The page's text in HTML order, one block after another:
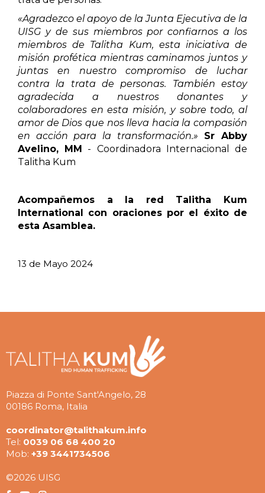
«Agradezco el apoyo de la Junta Ejecutiva de la
UISG y de sus miembros por confiarnos a los
miembros de Talitha Kum, esta iniciativa de
misión profética mientras caminamos juntos y
juntas en nuestro compromiso de luchar
contra la trata de personas. También estoy
agradecida a nuestros donantes y
colaboradores en esta misión, y sobre todo, al
amor de Dios que nos lleva hacia la compasión
en acción para la transformación.»
Sr Abby
Avelino, MM - Coordinadora Internacional de
Talitha Kum
Acompañemos a la red Talitha Kum
International con oraciones por el éxito de
esta Asamblea.
13 de Mayo 2024
Piazza di Ponte Sant'Angelo, 28
00186 Roma, Italia
coordinator@talithakum.info
Tel: 0039 06 68 400 20
Mob: +39 3441734506
©2026 UISG